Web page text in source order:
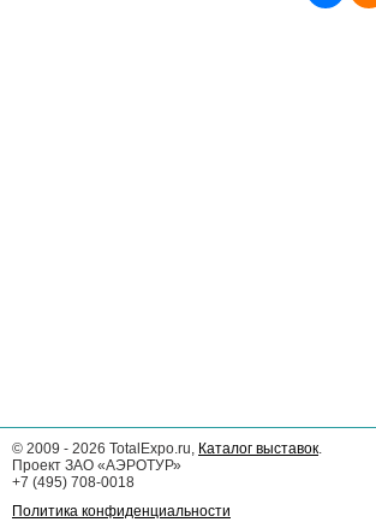
© 2009 - 2026 TotalExpo.ru, Каталог выставок.
Проект ЗАО «АЭРОТУР»
+7 (495) 708-0018
Политика конфиденциальности